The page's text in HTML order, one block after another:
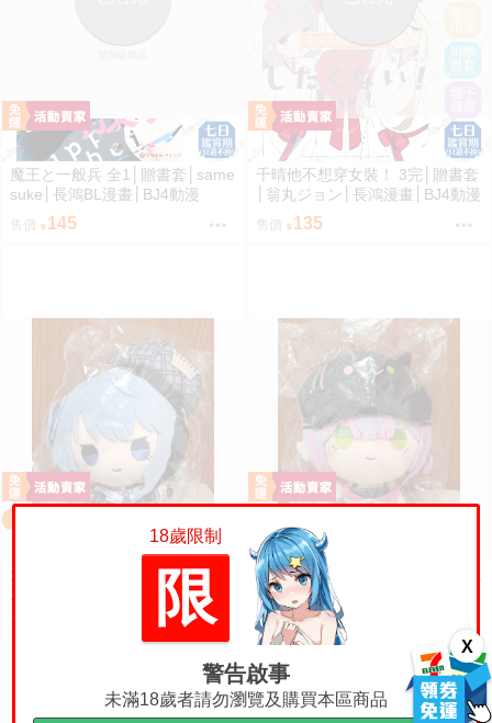
X
魔王と一般兵 全1│贈書套│same
suke│長鴻BL漫畫│BJ4動漫
售價 145
千晴他不想穿女裝！ 3完│贈書套
│翁丸ジョン│長鴻漫畫│BJ4動漫
售價 135
免運 日版 現貨 Hololive 星街彗星
唐吉柯德 娃娃 唐吉娃 娃娃 玩偶
ドン・キホーテ もちどる 星街す
免運 日版 現貨 Hololive 常闇永遠
唐吉柯德 娃娃 唐吉娃 娃娃 玩偶
ドン・キホーテ もちどる 常闇ト
ワ
售價 5500
18歲限制
限
警告啟事
未滿18歲者請勿瀏覽及購買本區商品